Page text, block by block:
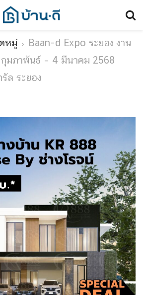
หมู่
Baan-d Expo ระยอง งาน
มภาพันธ์ – 4 มีนาคม 2568
ล ระยอง